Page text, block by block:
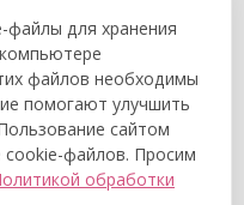
и защиты
файлы для хранения
файлов необходимы
помогают улучшить
сайтом
cookie-файлов. Просим
обработки